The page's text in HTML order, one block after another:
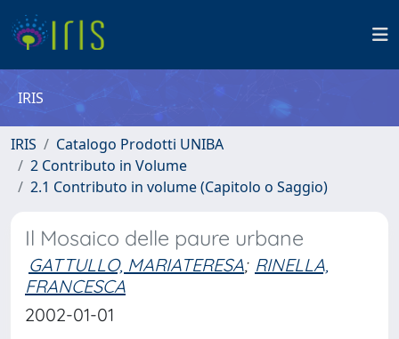
IRIS
IRIS
Catalogo Prodotti UNIBA
2 Contributo in Volume
2.1 Contributo in volume (Capitolo o Saggio)
Il Mosaico delle paure urbane
GATTULLO, MARIATERESA; RINELLA,
FRANCESCA
2002-01-01